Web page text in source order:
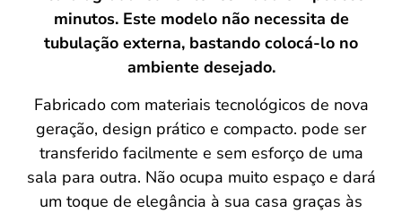
minutos. Este modelo não necessita de
tubulação externa, bastando colocá-lo no
ambiente desejado.
Fabricado com materiais tecnológicos de nova
geração, design prático e compacto. pode ser
transferido facilmente e sem esforço de uma
sala para outra. Não ocupa muito espaço e dará
um toque de elegância à sua casa graças às